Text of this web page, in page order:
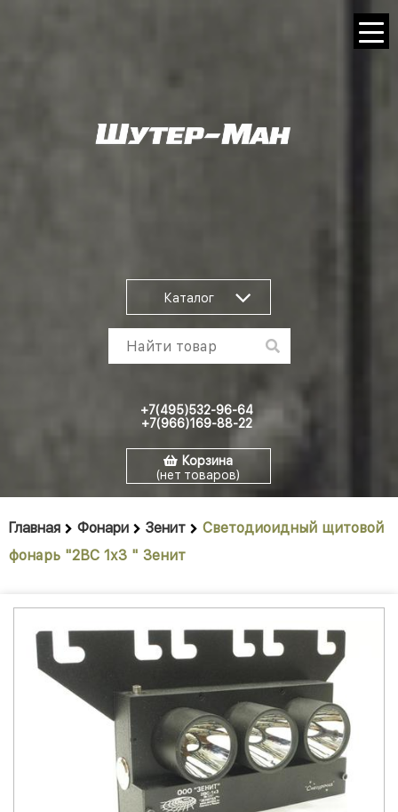
Каталог
+7(495)532-96-64
+7(966)169-88-22
Корзина
(нет товаров)
Главная Фонари Зенит
Светодиоидный щитовой
фонарь "2ВС 1х3 " Зенит